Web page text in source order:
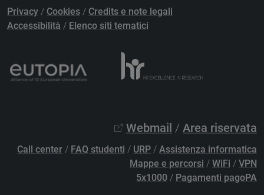
Privacy / Cookies / Credits e note legali
Accessibilità / Elenco siti tematici
Webmail / Area riservata
Call center / FAQ studenti / URP / Assistenza informatica
Mappe e percorsi / WiFi / VPN
5x1000 / Pagamenti pagoPA